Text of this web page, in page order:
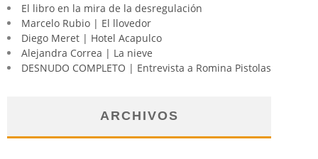
El libro en la mira de la desregulación
Marcelo Rubio | El llovedor
Diego Meret | Hotel Acapulco
Alejandra Correa | La nieve
DESNUDO COMPLETO | Entrevista a Romina Pistolas
ARCHIVOS